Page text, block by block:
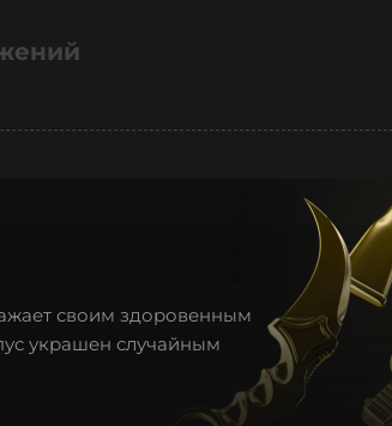
своим здоровенным
украшен случайным